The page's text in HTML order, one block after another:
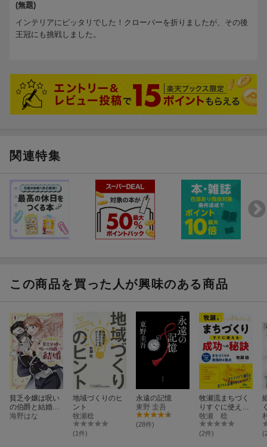
(無題)
インテリアにピッタリでした！クローバーを折りましたが、その後
王冠にも挑戦しました。
関連特集
この商品を買った人が興味のある商品
貧乏令嬢は呪い
の伯爵と結婚し
たい（1）
海野はな
地域づくりのヒ
ント
牧瀬稔
(1件)
永遠の記憶
東野 圭吾
(28件)
牧瀬流まちづく
りすぐに使える
成功への秘訣
牧瀬 稔
(2件)